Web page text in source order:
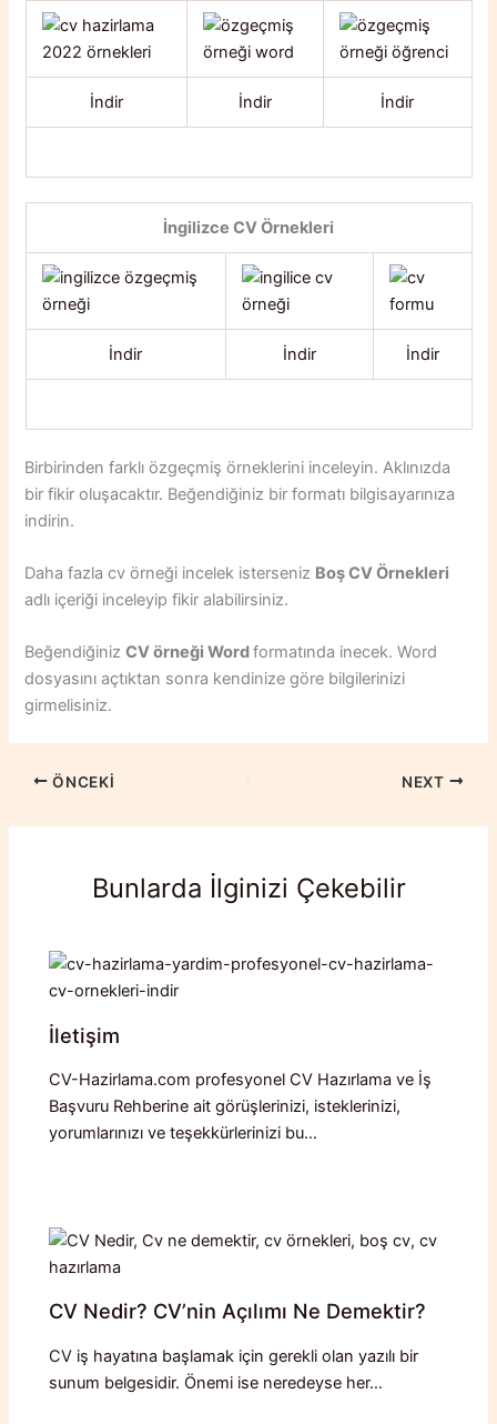
İndir İndir İndir
İngilizce CV Örnekleri
İndir İndir İndir
Birbirinden farklı özgeçmiş örneklerini inceleyin. Aklınızda
bir fikir oluşacaktır. Beğendiğiniz bir formatı bilgisayarınıza
indirin.
Daha fazla cv örneği incelek isterseniz Boş CV Örnekleri
adlı içeriği inceleyip fikir alabilirsiniz.
BeğendiğinizCV örneği Wordformatında inecek. Word
dosyasını açtıktan sonra kendinize göre bilgilerinizi
girmelisiniz.
ÖNCEKI NEXT
Bunlarda İlginizi Çekebilir
İletişim
CV-Hazirlama.com profesyonel CV Hazırlama ve İş
Başvuru Rehberine ait görüşlerinizi, isteklerinizi,
yorumlarınızı ve teşekkürlerinizi bu…
CV Nedir? CV’nin Açılımı Ne Demektir?
CV iş hayatına başlamak için gerekli olan yazılı bir
sunum belgesidir. Önemi ise neredeyse her…